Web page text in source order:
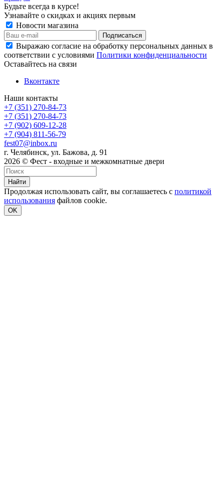
Будьте всегда в курсе!
Узнавайте о скидках и акциях первым
Новости магазина
Выражаю согласие на обработку персональных данных в
соответствии с условиями Политики конфиденциальности
Оставайтесь на связи
Вконтакте
Наши контакты
+7 (351) 270-84-73
+7 (351) 270-84-73
+7 (902) 609-12-28
+7 (904) 811-56-79
fest07@inbox.ru
г. Челябинск, ул. Бажова, д. 91
2026 © Фест - входные и межкомнатные двери
Найти
Продолжая использовать сайт, вы соглашаетесь с политикой
использования файлов cookie.
OK